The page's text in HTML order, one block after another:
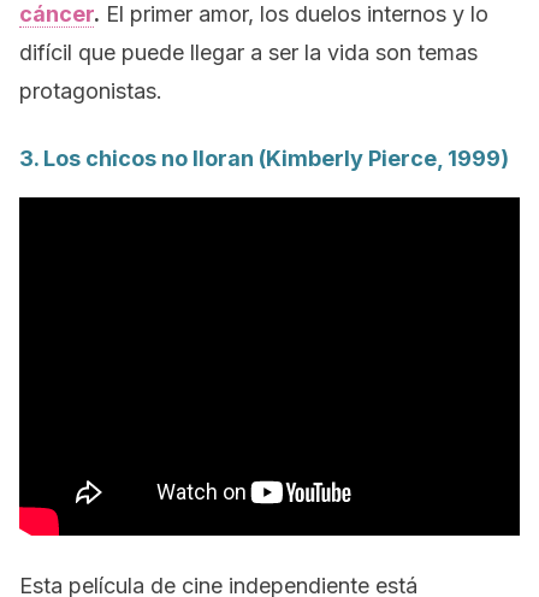
cáncer. El primer amor, los duelos internos y lo
difícil que puede llegar a ser la vida son temas
protagonistas.
3. Los chicos no lloran (Kimberly Pierce, 1999)
Esta película de cine independiente está